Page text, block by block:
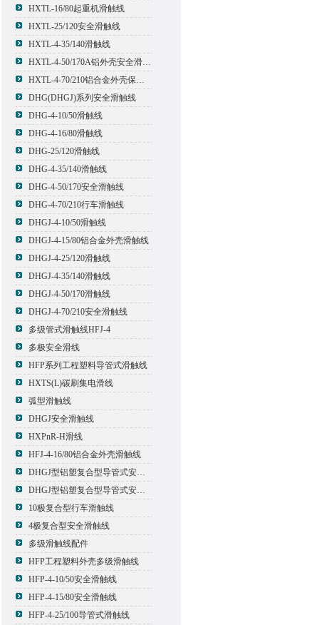
HXTL-16/80起重机滑触线
HXTL-25/120安全滑触线
HXTL-4-35/140滑触线
HXTL-4-50/170A铝外壳安全滑触线
HXTL-4-70/210铝合金外壳保护多极管式滑触线
DHG(DHGJ)系列安全滑触线
DHG-4-10/50滑触线
DHG-4-16/80滑触线
DHG-25/120滑触线
DHG-4-35/140滑触线
DHG-4-50/170安全滑触线
DHG-4-70/210行车滑触线
DHGJ-4-10/50滑触线
DHGJ-4-15/80铝合金外壳滑触线
DHGJ-4-25/120滑触线
DHGJ-4-35/140滑触线
DHGJ-4-50/170滑触线
DHGJ-4-70/210安全滑触线
多级管式滑触线HFJ-4
多极安全滑线
HFP系列工程塑料导管式滑触线
HXTS(L)碳刷集电滑线
弧型滑触线
DHGJ安全滑触线
HXPnR-H滑线
HFJ-4-16/80铝合金外壳滑触线
DHGJ型铝塑复合型导管式安全滑触线
DHGJ型铝塑复合型导管式安全滑触线
10极复合型行车滑触线
4极复合型安全滑触线
多级滑触线配件
HFP工程塑料外壳多级滑触线
HFP-4-10/50安全滑触线
HFP-4-15/80安全滑触线
HFP-4-25/100导管式滑触线